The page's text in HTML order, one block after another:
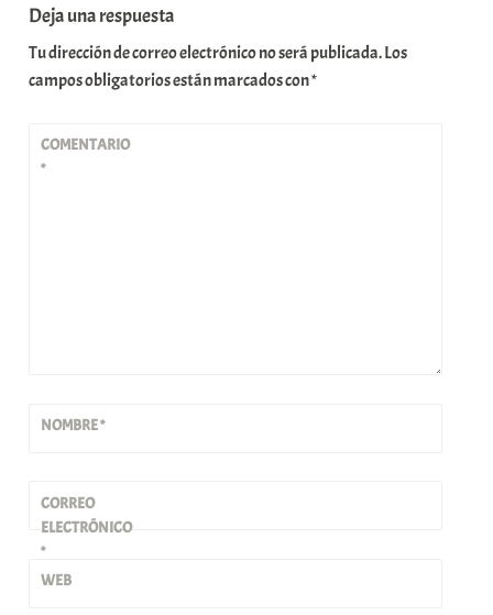
Deja una respuesta
Tu dirección de correo electrónico no será publicada.Los
campos obligatorios están marcados con*
COMENTARIO
*
NOMBRE*
CORREO
ELECTRÓNICO
*
WEB